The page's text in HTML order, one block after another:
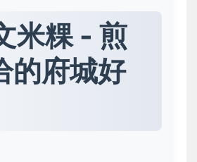
米粿 - 煎
的府城好